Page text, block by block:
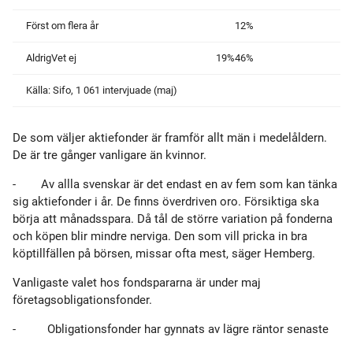
Först om flera år 12%
AldrigVet ej 19%46%
Källa: Sifo, 1 061 intervjuade (maj)
De som väljer aktiefonder är framför allt män i medelåldern.
De är tre gånger vanligare än kvinnor.
-
Av allla svenskar är det endast en av fem som kan tänka
sig aktiefonder i år. De finns överdriven oro. Försiktiga ska
börja att månadsspara. Då tål de större variation på fonderna
och köpen blir mindre nerviga. Den som vill pricka in bra
köptillfällen på börsen, missar ofta mest, säger Hemberg.
Vanligaste valet hos fondspararna är under maj
företagsobligationsfonder.
-
Obligationsfonder har gynnats av lägre räntor senaste